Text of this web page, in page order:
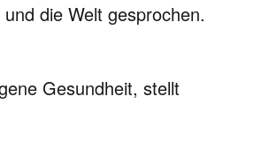
die Welt gesprochen.
Gesundheit, stellt